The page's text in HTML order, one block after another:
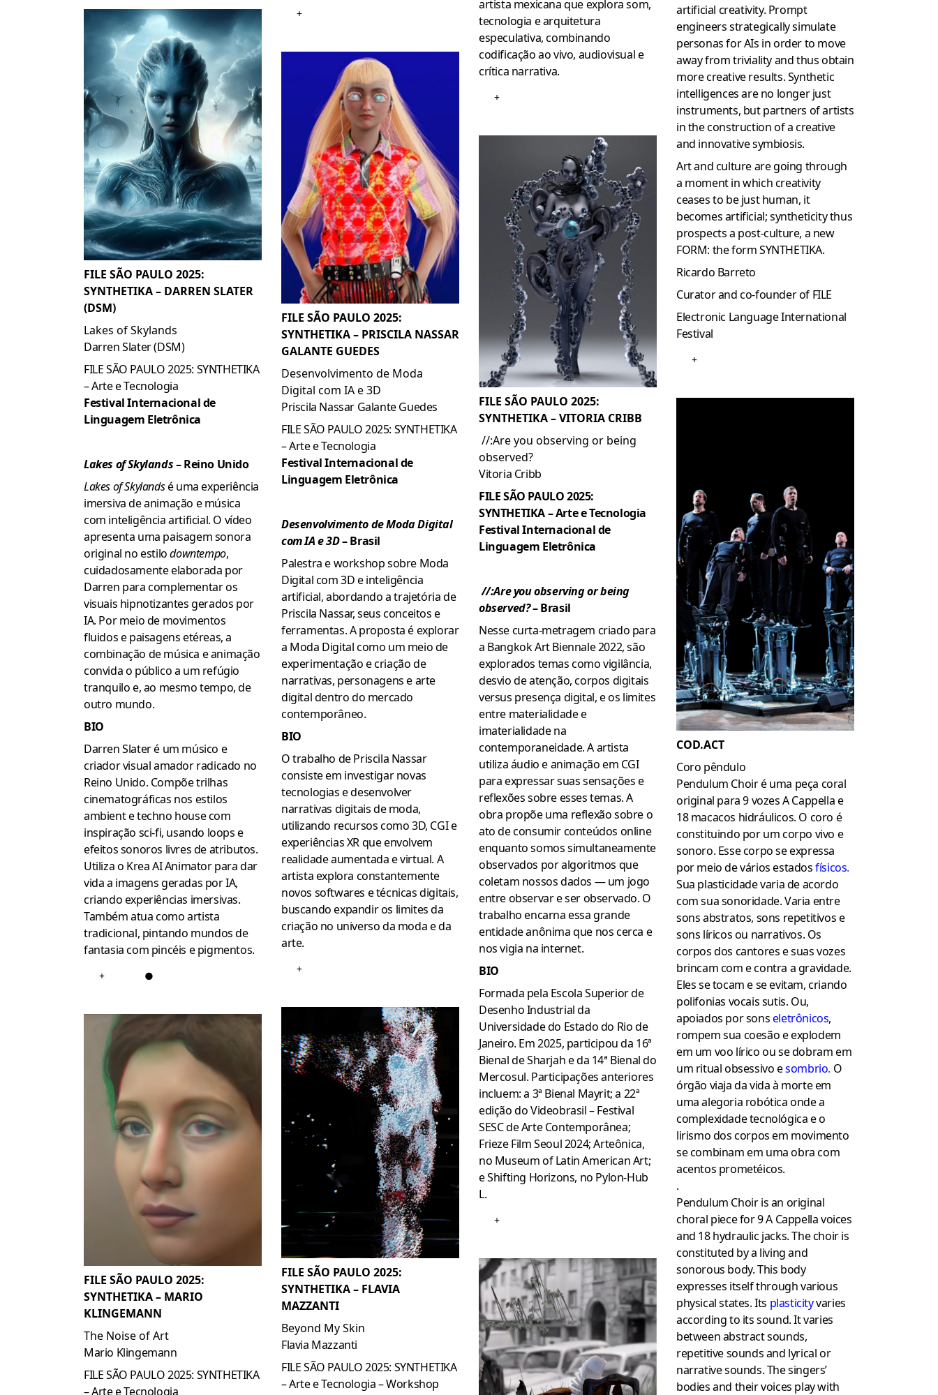
FILE SÃO PAULO 2025:
SYNTHETIKA – DARREN SLATER
(DSM)
Lakes of Skylands
Darren Slater (DSM)
FILE SÃO PAULO 2025: SYNTHETIKA
– Arte e Tecnologia
Festival Internacional de
Linguagem Eletrônica
Lakes of Skylands– Reino Unido
Lakes of Skylandsé uma experiência
imersiva de animação e música
com inteligência artificial. O vídeo
apresenta uma paisagem sonora
original no estilodowntempo,
cuidadosamente elaborada por
Darren para complementar os
visuais hipnotizantes gerados por
IA. Por meio de movimentos
fluidos e paisagens etéreas, a
combinação de música e animação
convida o público a um refúgio
tranquilo e, ao mesmo tempo, de
outro mundo.
BIO
Darren Slater é um músico e
criador visual amador radicado no
Reino Unido. Compõe trilhas
cinematográficas nos estilos
ambient e techno house com
inspiração sci-fi, usando loops e
efeitos sonoros livres de atributos.
Utiliza o Krea AI Animator para dar
vida a imagens geradas por IA,
criando experiências imersivas.
Também atua como artista
tradicional, pintando mundos de
fantasia com pincéis e pigmentos.
+ ●
FILE SÃO PAULO 2025:
SYNTHETIKA – MARIO
KLINGEMANN
The Noise of Art
Mario Klingemann
FILE SÃO PAULO 2025: SYNTHETIKA
– Arte e Tecnologia
+
FILE SÃO PAULO 2025:
SYNTHETIKA – PRISCILA NASSAR
GALANTE GUEDES
Desenvolvimento de Moda
Digital com IA e 3D
Priscila Nassar Galante Guedes
FILE SÃO PAULO 2025: SYNTHETIKA
– Arte e Tecnologia
Festival Internacional de
Linguagem Eletrônica
Desenvolvimento de Moda Digital
com IA e 3D– Brasil
Palestra e workshop sobre Moda
Digital com 3D e inteligência
artificial, abordando a trajetória de
Priscila Nassar, seus conceitos e
ferramentas. A proposta é explorar
a Moda Digital como um meio de
experimentação e criação de
narrativas, personagens e arte
digital dentro do mercado
contemporâneo.
BIO
O trabalho de Priscila Nassar
consiste em investigar novas
tecnologias e desenvolver
narrativas digitais de moda,
utilizando recursos como 3D, CGI e
experiências XR que envolvem
realidade aumentada e virtual. A
artista explora constantemente
novos softwares e técnicas digitais,
buscando expandir os limites da
criação no universo da moda e da
arte.
+
FILE SÃO PAULO 2025:
SYNTHETIKA – FLAVIA
MAZZANTI
Beyond My Skin
Flavia Mazzanti
FILE SÃO PAULO 2025: SYNTHETIKA
– Arte e Tecnologia – Workshop
artista mexicana que explora som,
tecnologia e arquitetura
especulativa, combinando
codificação ao vivo, audiovisual e
crítica narrativa.
+
FILE SÃO PAULO 2025:
SYNTHETIKA – VITORIA CRIBB
//:Are you observing or being
observed?
Vitoria Cribb
FILE SÃO PAULO 2025:
SYNTHETIKA – Arte e Tecnologia
Festival Internacional de
Linguagem Eletrônica
//:Are you observing or being
observed?– Brasil
Nesse curta-metragem criado para
a Bangkok Art Biennale 2022, são
explorados temas como vigilância,
desvio de atenção, corpos digitais
versus presença digital, e os limites
entre materialidade e
imaterialidade na
contemporaneidade. A artista
utiliza áudio e animação em CGI
para expressar suas sensações e
reflexões sobre esses temas. A
obra propõe uma reflexão sobre o
ato de consumir conteúdos online
enquanto somos simultaneamente
observados por algoritmos que
coletam nossos dados — um jogo
entre observar e ser observado. O
trabalho encarna essa grande
entidade anônima que nos cerca e
nos vigia na internet.
BIO
Formada pela Escola Superior de
Desenho Industrial da
Universidade do Estado do Rio de
Janeiro. Em 2025, participou da 16ª
Bienal de Sharjah e da 14ª Bienal do
Mercosul. Participações anteriores
incluem: a 3ª Bienal Mayrit; a 22ª
edição do Videobrasil – Festival
SESC de Arte Contemporânea;
Frieze Film Seoul 2024; Arteônica,
no Museum of Latin American Art;
e Shifting Horizons, no Pylon-Hub
L.
+
artificial creativity. Prompt
engineers strategically simulate
personas for AIs in order to move
away from triviality and thus obtain
more creative results. Synthetic
intelligences are no longer just
instruments, but partners of artists
in the construction of a creative
and innovative symbiosis.
Art and culture are going through
a moment in which creativity
ceases to be just human, it
becomes artificial; syntheticity thus
prospects a post-culture, a new
FORM: the form SYNTHETIKA.
Ricardo Barreto
Curator and co-founder of FILE
Electronic Language International
Festival
+
COD.ACT
Coro pêndulo
Pendulum Choir é uma peça coral
original para 9 vozes A Cappella e
18 macacos hidráulicos. O coro é
constituindo por um corpo vivo e
sonoro. Esse corpo se expressa
por meio de vários estadosfísicos.
Sua plasticidade varia de acordo
com sua sonoridade. Varia entre
sons abstratos, sons repetitivos e
sons líricos ou narrativos. Os
corpos dos cantores e suas vozes
brincam com e contra a gravidade.
Eles se tocam e se evitam, criando
polifonias vocais sutis. Ou,
apoiados por sonseletrônicos,
rompem sua coesão e explodem
em um voo lírico ou se dobram em
um ritual obsessivo esombrio. O
órgão viaja da vida à morte em
uma alegoria robótica onde a
complexidade tecnológica e o
lirismo dos corpos em movimento
se combinam em uma obra com
acentos prometéicos.
.
Pendulum Choir is an original
choral piece for 9 A Cappella voices
and 18 hydraulic jacks. The choir is
constituted by a living and
sonorous body. This body
expresses itself through various
physical states. Its plasticityvaries
according to its sound. It varies
between abstract sounds,
repetitive sounds and lyrical or
narrative sounds. The singers’
bodies and their voices play with